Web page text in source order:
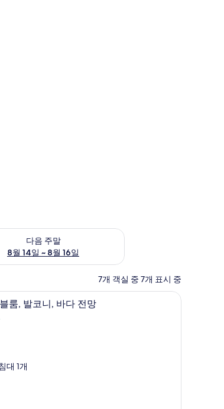
다음 주말
8월 14일 ~ 8월 16일
약 가능 여부 확인, 8월 14일 ~ 8월 16일
7개 객실 중 7개 표시 중
룸, 발코니, 바다 전망
대 1개